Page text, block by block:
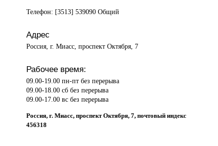
Телефон: [3513] 539090 Общий
Адрес
Россия, г. Миасс, проспект Октября, 7
Рабочее время:
09.00-19.00 пн-пт без перерыва
09.00-18.00 сб без перерыва
09.00-17.00 вс без перерыва
Россия, г. Миасс, проспект Октября, 7, почтовый индекс
456318